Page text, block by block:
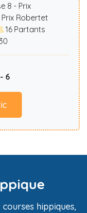
8 - Prix
Robertet
16 Partants
6
hippiques,